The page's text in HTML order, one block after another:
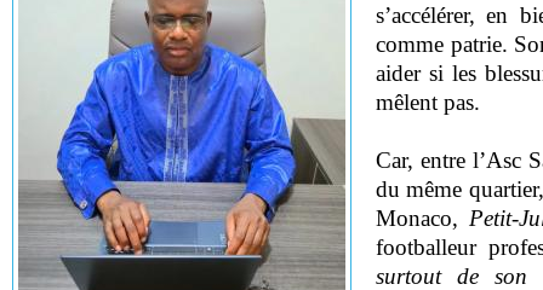
s’accélérer, en
comme patrie.
aider si les
mêlent pas.
Car, entre l’Asc
du même
Monaco, Petit-
footballeur
surtout de son